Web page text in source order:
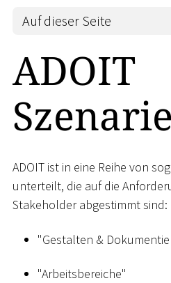
Auf dieser Seite
ADOIT
ADOIT ist in eine Reihe von
unterteilt, die auf die
Stakeholder abgestimmt sind:
"Gestalten &
"Arbeitsbereiche"